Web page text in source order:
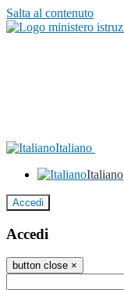
Salta al contenuto
Italiano
Italiano
Accedi
Accedi
button close ×